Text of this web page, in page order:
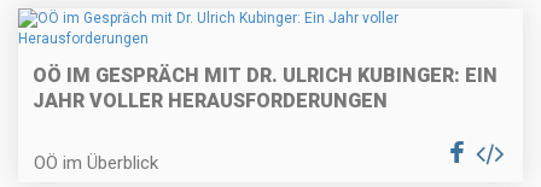
OÖ IM GESPRÄCH MIT DR. ULRICH KUBINGER: EIN
JAHR VOLLER HERAUSFORDERUNGEN
OÖ im Überblick